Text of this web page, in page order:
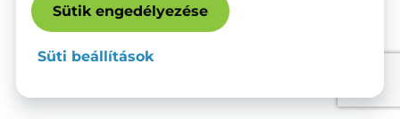
Sütik engedélyezése
Süti beállítások